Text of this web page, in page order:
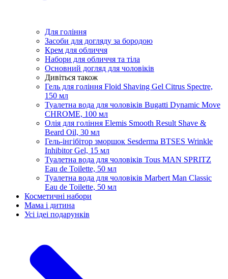
Для гоління
Засоби для догляду за бородою
Крем для обличчя
Набори для обличчя та тіла
Основний догляд для чоловіків
Дивіться також
Гель для гоління Floid Shaving Gel Citrus Spectre,
150 мл
Туалетна вода для чоловіків Bugatti Dynamic Move
CHROME, 100 мл
Олія для гоління Elemis Smooth Result Shave &
Beard Oil, 30 мл
Гель-інгібітор зморшок Sesderma BTSES Wrinkle
Inhibitor Gel, 15 мл
Туалетна вода для чоловіків Tous MAN SPRITZ
Eau de Toilette, 50 мл
Туалетна вода для чоловіків Marbert Man Classic
Eau de Toilette, 50 мл
Косметичні набори
Мама і дитина
Усi iдеi подарункiв